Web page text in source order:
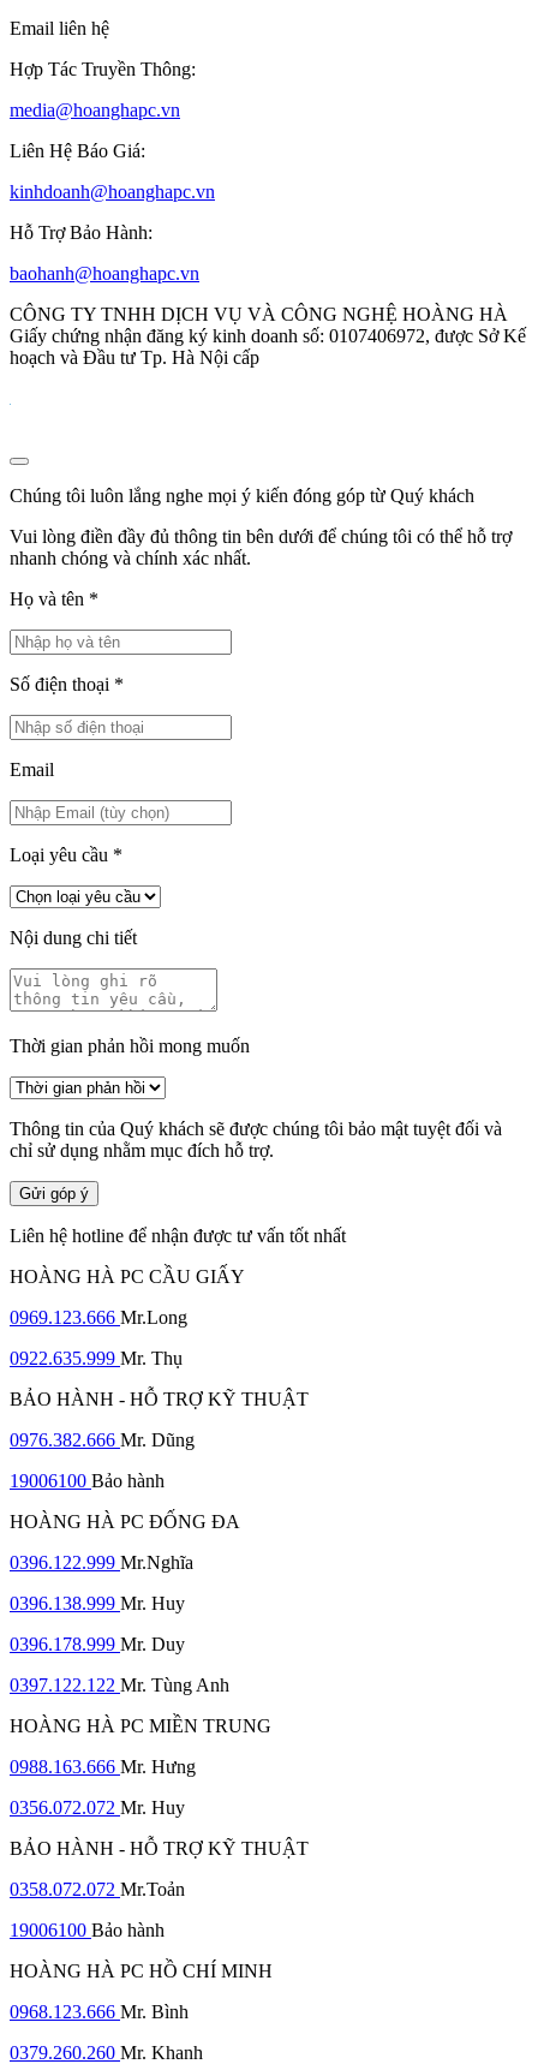
Email liên hệ
Hợp Tác Truyền Thông:
media@hoanghapc.vn
Liên Hệ Báo Giá:
kinhdoanh@hoanghapc.vn
Hỗ Trợ Bảo Hành:
baohanh@hoanghapc.vn
CÔNG TY TNHH DỊCH VỤ VÀ CÔNG NGHỆ HOÀNG HÀ
Giấy chứng nhận đăng ký kinh doanh số: 0107406972, được Sở Kế
hoạch và Đầu tư Tp. Hà Nội cấp
Chúng tôi luôn lắng nghe mọi ý kiến đóng góp từ Quý khách
Vui lòng điền đầy đủ thông tin bên dưới để chúng tôi có thể hỗ trợ
nhanh chóng và chính xác nhất.
Họ và tên *
Số điện thoại *
Email
Loại yêu cầu *
Nội dung chi tiết
Thời gian phản hồi mong muốn
Thông tin của Quý khách sẽ được chúng tôi bảo mật tuyệt đối và
chỉ sử dụng nhằm mục đích hỗ trợ.
Gửi góp ý
Liên hệ hotline để nhận được tư vấn tốt nhất
HOÀNG HÀ PC CẦU GIẤY
0969.123.666 Mr.Long
0922.635.999 Mr. Thụ
BẢO HÀNH - HỖ TRỢ KỸ THUẬT
0976.382.666 Mr. Dũng
19006100 Bảo hành
HOÀNG HÀ PC ĐỐNG ĐA
0396.122.999 Mr.Nghĩa
0396.138.999 Mr. Huy
0396.178.999 Mr. Duy
0397.122.122 Mr. Tùng Anh
HOÀNG HÀ PC MIỀN TRUNG
0988.163.666 Mr. Hưng
0356.072.072 Mr. Huy
BẢO HÀNH - HỖ TRỢ KỸ THUẬT
0358.072.072 Mr.Toản
19006100 Bảo hành
HOÀNG HÀ PC HỒ CHÍ MINH
0968.123.666 Mr. Bình
0379.260.260 Mr. Khanh